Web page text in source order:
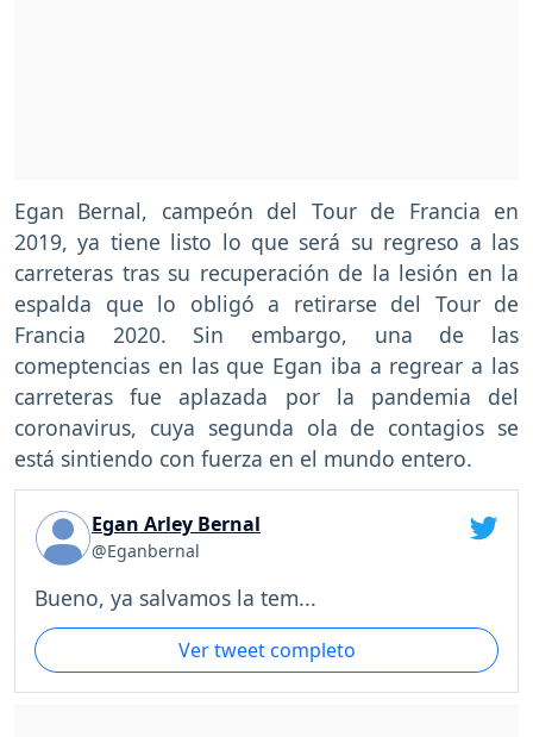
Egan Bernal, campeón del Tour de Francia en
2019, ya tiene listo lo que será su regreso a las
carreteras tras su recuperación de la lesión en la
espalda que lo obligó a retirarse del Tour de
Francia 2020. Sin embargo, una de las
comeptencias en las que Egan iba a regrear a las
carreteras fue aplazada por la pandemia del
coronavirus, cuya segunda ola de contagios se
está sintiendo con fuerza en el mundo entero.
Egan Arley Bernal
@Eganbernal
Bueno, ya salvamos la tem...
Ver tweet completo